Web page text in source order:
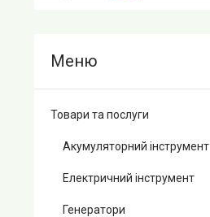
Товари та послуги
Акумуляторний інструмент
Електричний інструмент
Генератори